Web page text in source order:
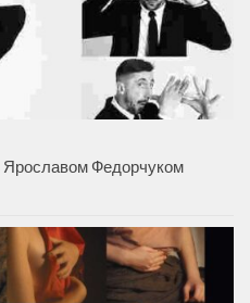
Ярославом Федорчуком